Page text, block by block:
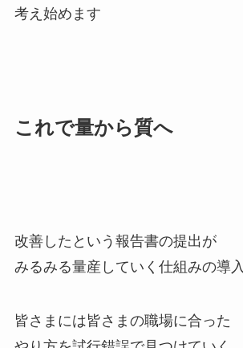
考え始めます
これで量から質へ
改善したという報告書の提出が
みるみる量産していく仕組みの導入
皆さまには皆さまの職場に合った